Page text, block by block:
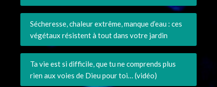
Sécheresse, chaleur extrême, manque d’eau : ces
végétaux résistent à tout dans votre jardin
Ta vie est si difficile, que tu ne comprends plus
rien aux voies de Dieu pour toi… (vidéo)